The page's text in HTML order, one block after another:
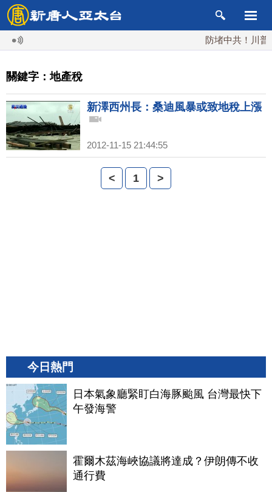
防堵中共！川普
關鍵字：地產稅
新澤西州長：桑迪風暴或致地稅上漲
2012-11-15 21:44:55
< 1 >
今日熱門
日本氣象廳緊盯白海豚颱風 台灣最快下
午發海警
霍爾木茲海峽協議將達成？伊朗傳不收
通行費